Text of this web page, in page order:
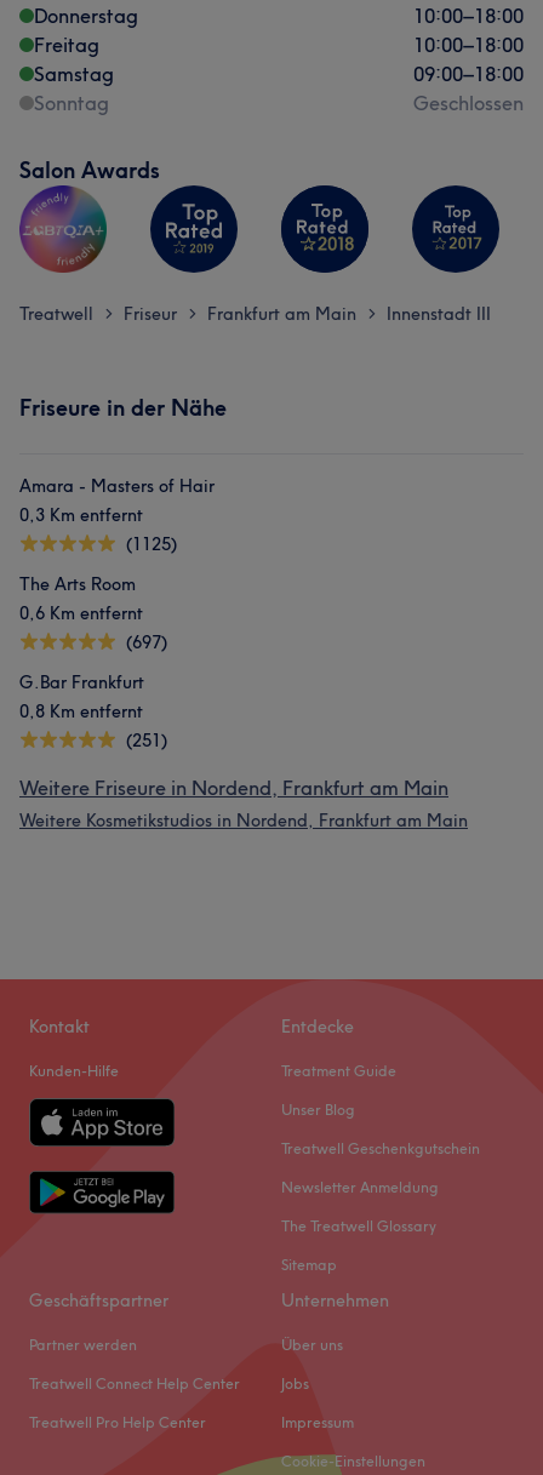
Donnerstag
10:00–18:00
Freitag
10:00–18:00
Samstag
09:00–18:00
Sonntag
Geschlossen
Salon Awards
Treatwell > Friseur > Frankfurt am Main > Innenstadt III
Friseure in der Nähe
Amara - Masters of Hair
0,3 Km entfernt
(1125)
The Arts Room
0,6 Km entfernt
(697)
G.Bar Frankfurt
0,8 Km entfernt
(251)
Weitere Friseure in Nordend, Frankfurt am Main
Weitere Kosmetikstudios in Nordend, Frankfurt am Main
Kontakt
Kunden-Hilfe
Entdecke
Treatment Guide
Unser Blog
Treatwell Geschenkgutschein
Newsletter Anmeldung
The Treatwell Glossary
Sitemap
Geschäftspartner
Partner werden
Treatwell Connect Help Center
Treatwell Pro Help Center
Unternehmen
Über uns
Jobs
Impressum
Cookie-Einstellungen